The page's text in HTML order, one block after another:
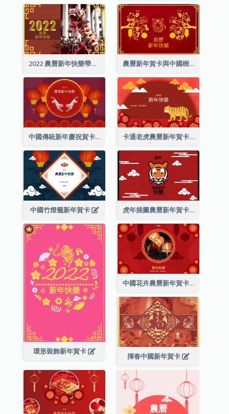
2022 農曆新年快樂帶照片賀卡 農曆新年賀卡與中國樹插圖
中國傳統新年慶祝賀卡 卡通老虎農曆新年賀卡
中國竹燈籠新年賀卡 虎年插圖農曆新年賀卡
環形裝飾新年賀卡
中國花卉農曆新年賀卡
揮春中國新年賀卡